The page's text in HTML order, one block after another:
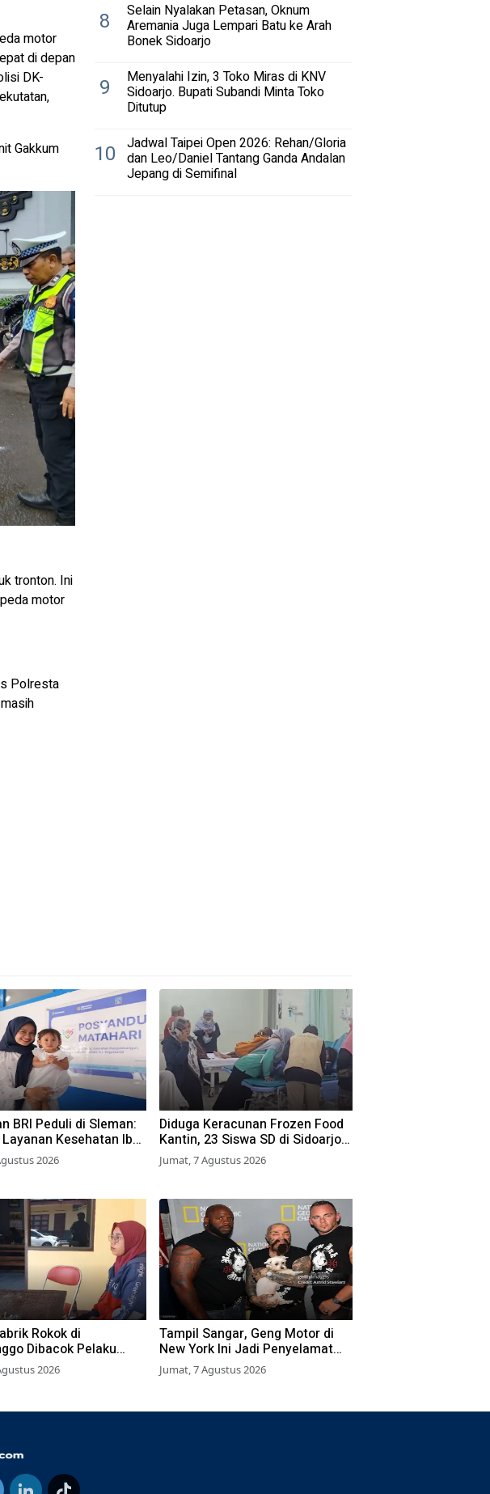
motor
di depan
DK-
Gakkum
tronton. Ini
motor
Polresta
8 Selain Nyalakan Petasan, Oknum
Aremania Juga Lempari Batu ke Arah
Bonek Sidoarjo
9 Menyalahi Izin, 3 Toko Miras di KNV
Sidoarjo. Bupati Subandi Minta Toko
Ditutup
10 Jadwal Taipei Open 2026: Rehan/Gloria
dan Leo/Daniel Tantang Ganda Andalan
Jepang di Semifinal
BRI Peduli di Sleman:
Kesehatan Ibu
Lewat Program Desa
HPK
2026
Diduga Keracunan Frozen Food
Kantin, 23 Siswa SD di Sidoarjo
Dilarikan ke RS
Jumat, 7 Agustus 2026
Rokok di
Dibacok Pelaku
dan Tas Amblas
2026
Tampil Sangar, Geng Motor di
New York Ini Jadi Penyelamat
Hewan Terlantar
Jumat, 7 Agustus 2026